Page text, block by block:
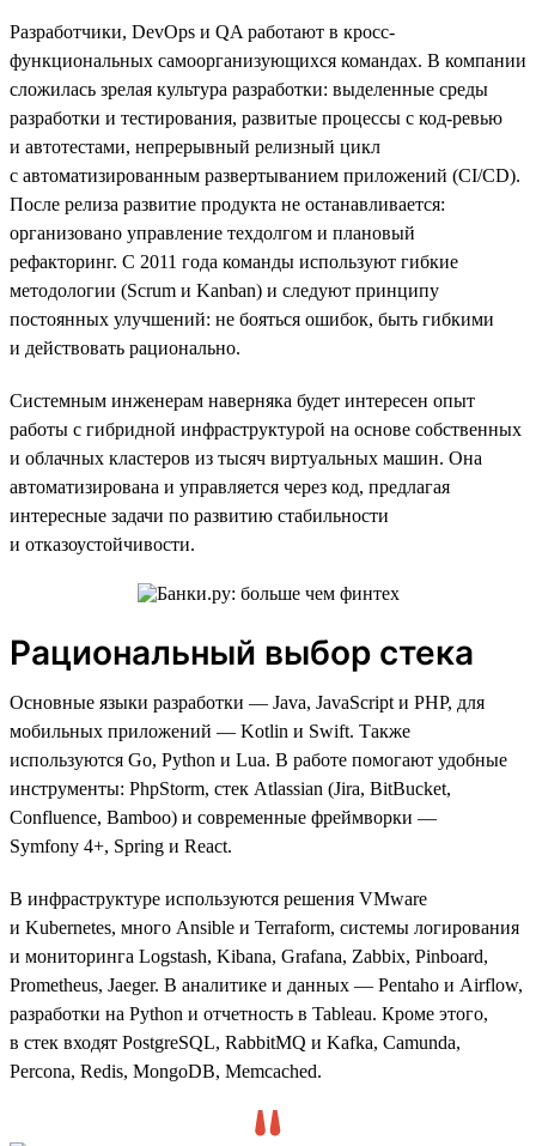
Разработчики, DevOps и QA работают в кросс-
функциональных самоорганизующихся командах. В компании
сложилась зрелая культура разработки: выделенные среды
разработки и тестирования, развитые процессы с код-ревью
и автотестами, непрерывный релизный цикл
с автоматизированным развертыванием приложений (CI/CD).
После релиза развитие продукта не останавливается:
организовано управление техдолгом и плановый
рефакторинг. С 2011 года команды используют гибкие
методологии (Scrum и Kanban) и следуют принципу
постоянных улучшений: не бояться ошибок, быть гибкими
и действовать рационально.
Системным инженерам наверняка будет интересен опыт
работы с гибридной инфраструктурой на основе собственных
и облачных кластеров из тысяч виртуальных машин. Она
автоматизирована и управляется через код, предлагая
интересные задачи по развитию стабильности
и отказоустойчивости.
Рациональный выбор стека
Основные языки разработки — Java, JavaScript и PHP, для
мобильных приложений — Kotlin и Swift. Также
используются Go, Python и Lua. В работе помогают удобные
инструменты: PhpStorm, стек Atlassian (Jira, BitBucket,
Confluence, Bamboo) и современные фреймворки —
Symfony 4+, Spring и React.
В инфраструктуре используются решения VMware
и Kubernetes, много Ansible и Terraform, системы логирования
и мониторинга Logstash, Kibana, Grafana, Zabbix, Pinboard,
Prometheus, Jaeger. В аналитике и данных — Pentaho и Airflow,
разработки на Python и отчетность в Tableau. Кроме этого,
в стек входят PostgreSQL, RabbitMQ и Kafka, Camunda,
Percona, Redis, MongoDB, Memcached.